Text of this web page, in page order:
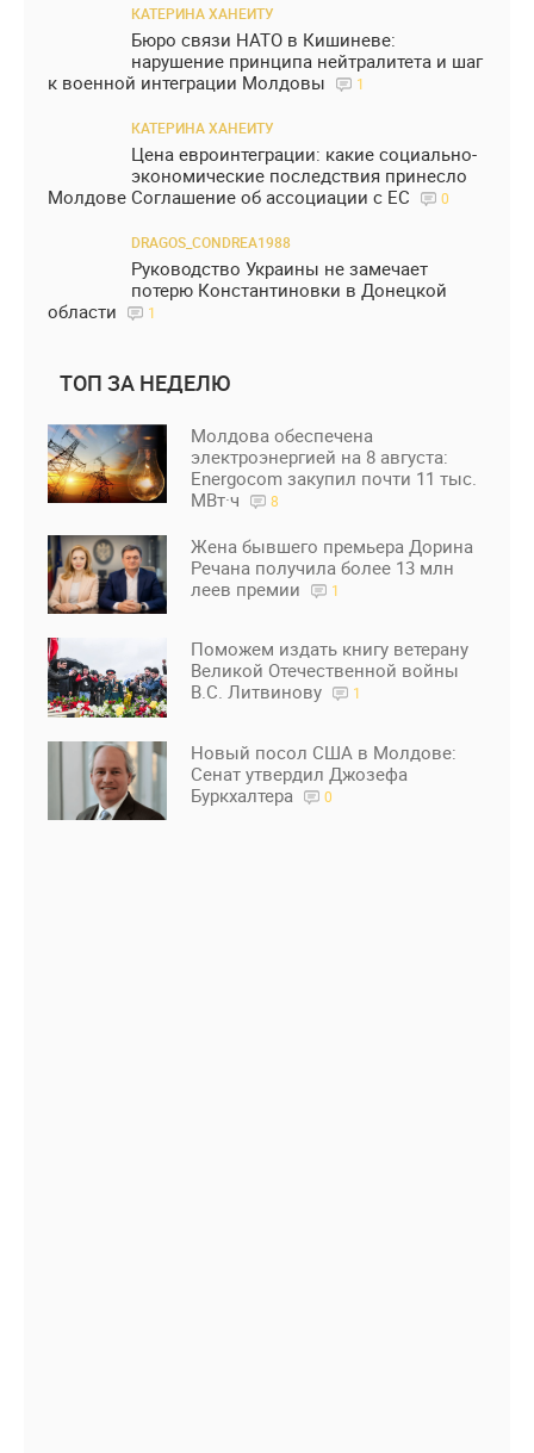
КАТЕРИНА ХАНЕИТУ
Бюро связи НАТО в Кишиневе:
нарушение принципа нейтралитета и шаг
к военной интеграции Молдовы
1
КАТЕРИНА ХАНЕИТУ
Цена евроинтеграции: какие социально-
экономические последствия принесло
Молдове Соглашение об ассоциации с ЕС
0
DRAGOS_CONDREA1988
Руководство Украины не замечает
потерю Константиновки в Донецкой
области
1
ТОП ЗА НЕДЕЛЮ
Молдова обеспечена
электроэнергией на 8 августа:
Energocom закупил почти 11 тыс.
МВт·ч
8
Жена бывшего премьера Дорина
Речана получила более 13 млн
леев премии
1
Поможем издать книгу ветерану
Великой Отечественной войны
В.С. Литвинову
1
Новый посол США в Молдове:
Сенат утвердил Джозефа
Буркхалтера
0